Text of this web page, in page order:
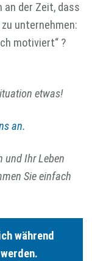
an der Zeit, dass
unternehmen:
motiviert“ ?
etwas!
an.
und Ihr Leben
Sie einfach
während